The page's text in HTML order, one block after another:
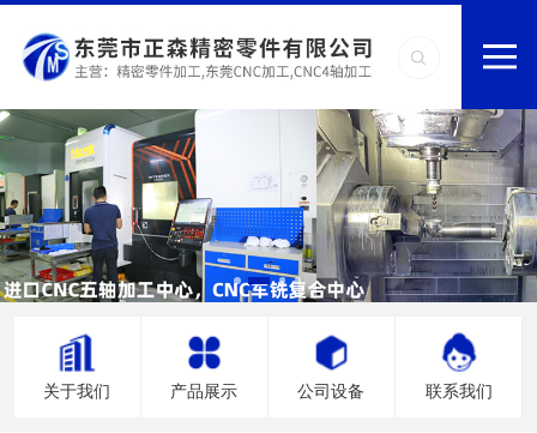
关于我们 产品展示 公司设备 联系我们